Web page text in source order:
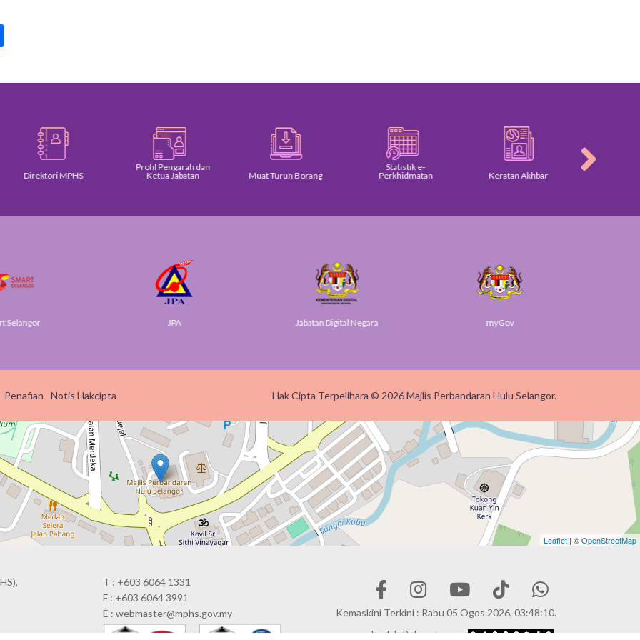
Direktori MPHS
Profil Pengarah dan
Ketua Jabatan
Muat Turun Borang
Statistik e-
Perkhidmatan
Keratan Akhbar
Jabatan Digital Negara myGov
Penafian Notis Hakcipta Hak Cipta Terpelihara © 2026 Majlis Perbandaran Hulu Selangor.
Leaflet | ©OpenStreetMap
T : +603 6064 1331
F : +603 6064 3991
E : webmaster@mphs.gov.my
Kemaskini Terkini : Rabu 05 Ogos 2026, 03:48:10.
Jumlah Pelawat :